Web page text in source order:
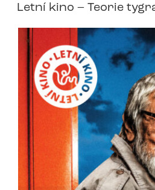
Letní kino – Teorie